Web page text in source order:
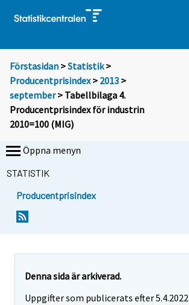
Förstasidan >Statistik >
Producentprisindex> 2013 >
september> Tabellbilaga 4.
Producentprisindex för industrin
2010=100 (MIG)
Öppna menyn
STATISTIK
Producentprisindex
Denna sida är arkiverad.
Uppgifter som publicerats efter